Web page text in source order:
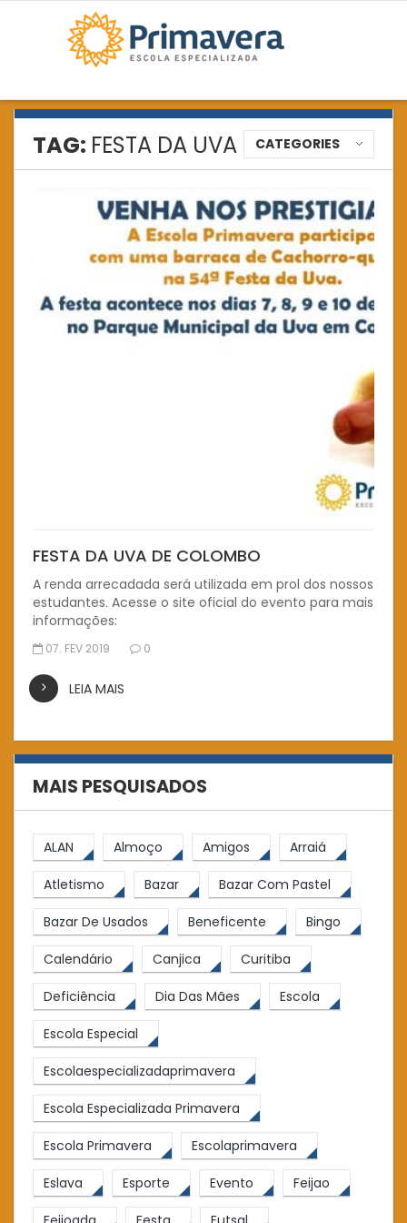
TAG: FESTA DA UVA CATEGORIES
FESTA DA UVA DE COLOMBO
A renda arrecadada será utilizada em prol dos nossos
estudantes. Acesse o site oficial do evento para mais
informações:
07. FEV 2019 0
LEIA MAIS
MAIS PESQUISADOS
ALAN Almoço Amigos Arraiá
Atletismo Bazar Bazar Com Pastel
Bazar De Usados Beneficente Bingo
Calendário Canjica Curitiba
Deficiência Dia Das Mães Escola
Escola Especial
Escolaespecializadaprimavera
Escola Especializada Primavera
Escola Primavera Escolaprimavera
Eslava Esporte Evento Feijao